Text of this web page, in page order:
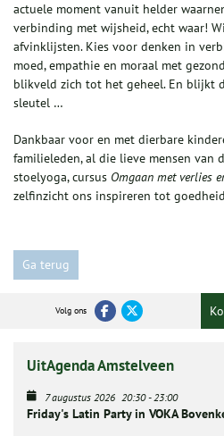
actuele moment vanuit helder
verbinding met wijsheid, echt waar!
afvinklijsten. Kies voor denken in
moed, empathie en moraal met
blikveld zich tot het geheel. En blijkt
sleutel …
Dankbaar voor en met dierbare
familieleden, al die lieve mensen van
stoelyoga, cursus Omgaan met verlies
zelfinzicht ons inspireren tot
Ga terug
Volg ons
UitAgenda Amstelveen
7 augustus 2026 20:30-23:00
Friday's Latin Party in VOKA